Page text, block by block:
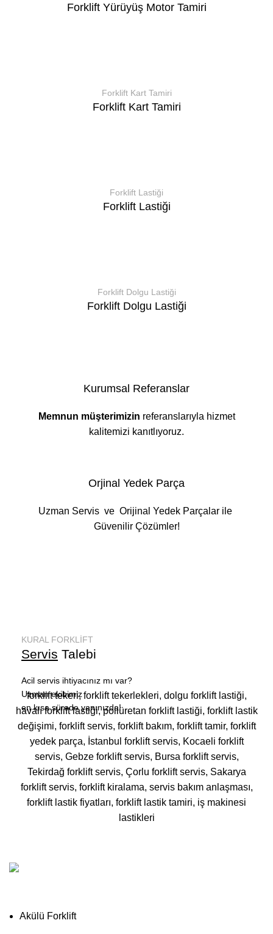
Forklift Yürüyüş Motor Tamiri
Forklift Kart Tamiri
Forklift Kart Tamiri
Forklift Lastiği
Forklift Lastiği
Forklift Dolgu Lastiği
Forklift Dolgu Lastiği
Kurumsal Referanslar
Memnun müşterimizin referanslarıyla hizmet
kalitemizi kanıtlıyoruz.
Orjinal Yedek Parça
Uzman Servis ve Orijinal Yedek Parçalar ile
Güvenilir Çözümler!
KURAL FORKLİFT
Servis Talebi
Acil servis ihtiyacınız mı var?
Uzman ekibimiz
en kısa sürede yanınızda!
forklift tekeri, forklift tekerlekleri, dolgu forklift lastiği,
havalı forklift lastiği, poliüretan forklift lastiği, forklift lastik
değişimi, forklift servis, forklift bakım, forklift tamir, forklift
yedek parça, İstanbul forklift servis, Kocaeli forklift
servis, Gebze forklift servis, Bursa forklift servis,
Tekirdağ forklift servis, Çorlu forklift servis, Sakarya
forklift servis, forklift kiralama, servis bakım anlaşması,
forklift lastik fiyatları, forklift lastik tamiri, iş makinesi
lastikleri
Akülü Forklift